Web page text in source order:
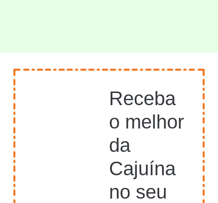
Receba
o melhor
da
Cajuína
no seu